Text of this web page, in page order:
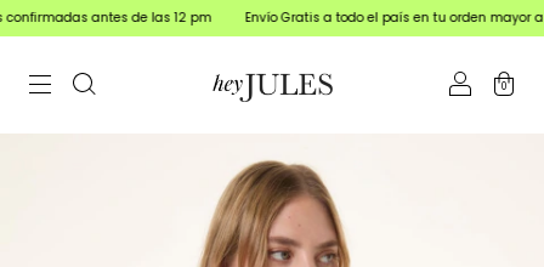
antes de las 12 pm Envío Gratis a todo el país en tu orden mayor a $150.000
0